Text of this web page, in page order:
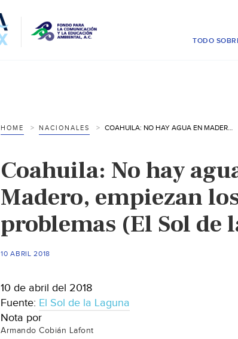
TODO
HOME NACIONALES COAHUILA: NO HAY AGUA EN MADERO, EMPIEZAN LOS PROBLEMAS (EL SOL DE LA LAGUNA)
Coahuila: No hay
Madero, empiezan
problemas (El Sol de
10 ABRIL 2018
10 de abril del 2018
Fuente: El Sol de la Laguna
Nota por
Armando Cobián Lafont